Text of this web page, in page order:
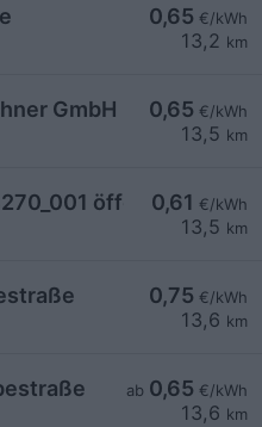
0,65 €/kWh
13,2 km
0,65 €/kWh
13,5 km
GmbH
0,61 €/kWh
13,5 km
öffentlich
0,75 €/kWh
13,6 km
ab 0,65 €/kWh
13,6 km